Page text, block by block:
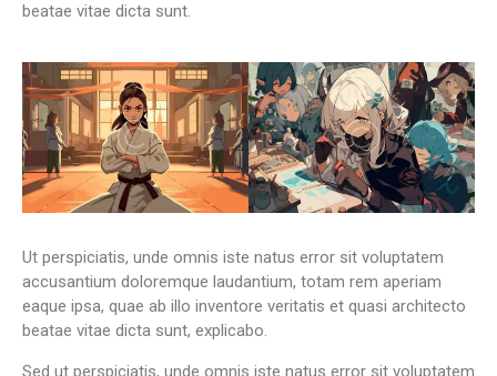
beatae vitae dicta sunt.
Ut perspiciatis, unde omnis iste natus error sit voluptatem
accusantium doloremque laudantium, totam rem aperiam
eaque ipsa, quae ab illo inventore veritatis et quasi architecto
beatae vitae dicta sunt, explicabo.
Sed ut perspiciatis, unde omnis iste natus error sit voluptatem